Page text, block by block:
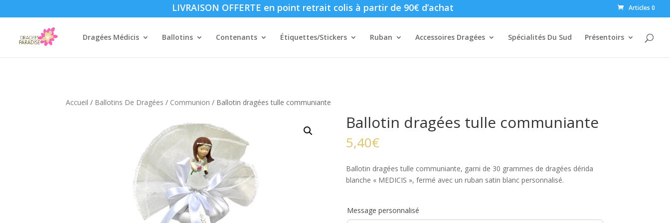
LIVRAISON OFFERTE en point retrait colis à partir de 90€ d’achat Articles 0
Dragées Médicis Ballotins Contenants Étiquettes/Stickers Ruban Accessoires Dragées Spécialités Du Sud Présentoirs
Accueil / Ballotins De Dragées / Communion / Ballotin dragées tulle communiante
Ballotin dragées tulle communiante
5,40€
Ballotin dragées tulle communiante, garni de 30 grammes de dragées dérida
blanche « MEDICIS », fermé avec un ruban satin blanc personnalisé.
Message personnalisé